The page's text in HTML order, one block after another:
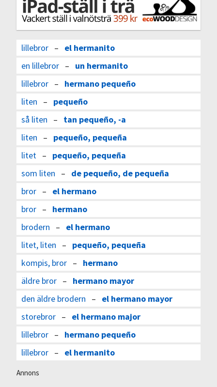
lillebror– el hermanito
en lillebror– un hermanito
lillebror– hermano pequeño
liten – pequeño
så liten – tan pequeño, -a
liten – pequeño, pequeña
litet– pequeño, pequeña
som liten – de pequeño, de pequeña
bror– el hermano
bror– hermano
brodern – el hermano
litet, liten – pequeño, pequeña
kompis, bror– hermano
äldre bror– hermano mayor
den äldre brodern – el hermano mayor
storebror– el hermano major
lillebror– hermano pequeño
lillebror– el hermanito
Annons